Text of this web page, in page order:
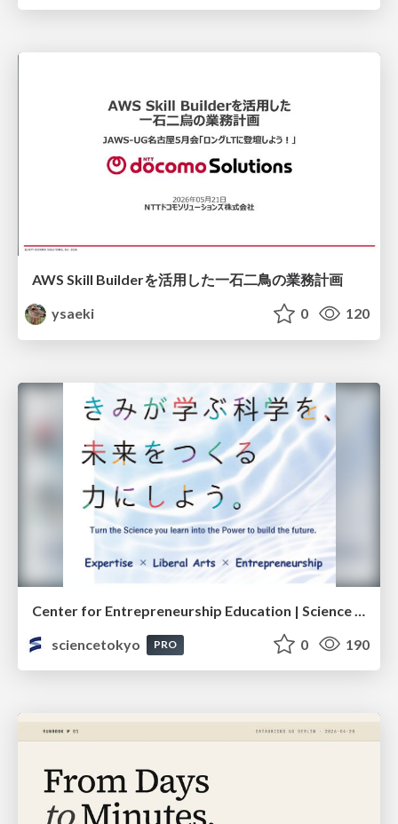
AWS Skill Builderを活用した一石二鳥の業務計画
ysaeki
0 120
sciencetokyo
PRO 0 190